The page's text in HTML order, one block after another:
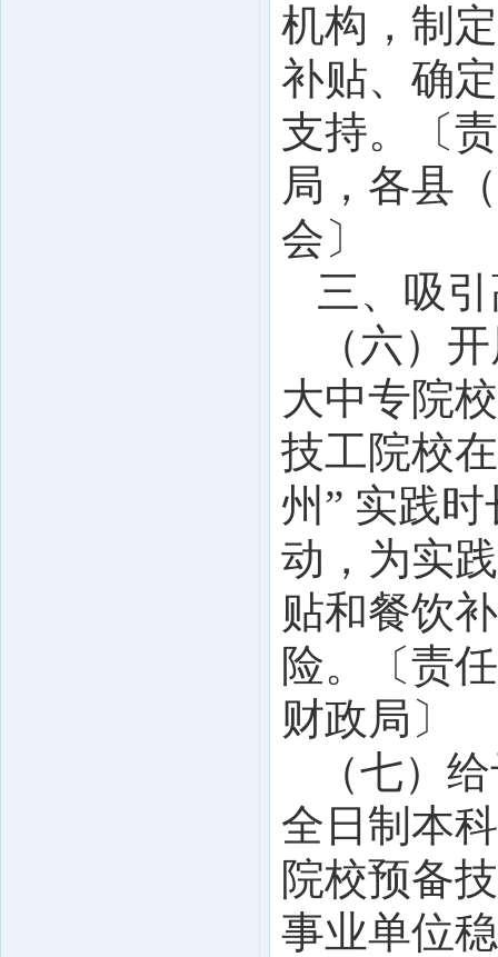
机构，制
补贴、确
支持。〔
局，各县
会〕
三、吸
（六）
大中专院
技工院校
州” 实践
动，为实
贴和餐饮
险。〔责
财政局〕
（七）
全日制本
院校预备
事业单位